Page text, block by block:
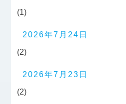
(1)
2026年7月24日
(2)
2026年7月23日
(2)